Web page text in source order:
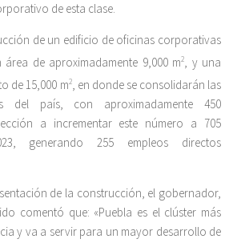
de esta clase.
de un edificio de oficinas corporativas
de aproximadamente 9,000 m2, y una
de 15,000 m2, en donde se consolidarán las
del país, con aproximadamente 450
a incrementar este número a 705
generando 255 empleos directos
de la construcción, el gobernador,
comentó que: «Puebla es el clúster más
y va a servir para un mayor desarrollo de